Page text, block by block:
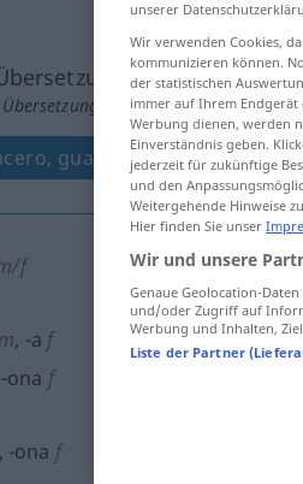
anklicken/antippen)
guasón, burlón
f
m, -a f
-ona f
, -ona f
unserer
Wir verwenden Cookies,
kommunizieren können.
der statistischen
immer auf Ihrem
Werbung dienen, werden
Einverständnis geben.
jederzeit für zukünftige
und den
Weitergehende Hinweise
Hier finden Sie unser
Wir und unsere
Genaue Geolocation-
und/oder Zugriff auf
Werbung und Inhalten,
Liste der Partner